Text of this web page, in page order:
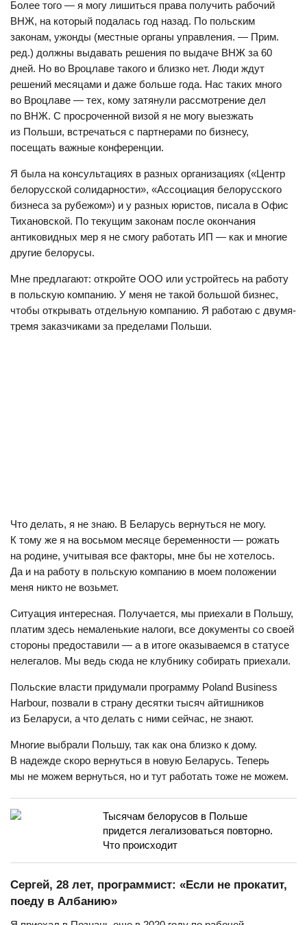
Более того — я могу лишиться права получить рабочий
ВНЖ, на который подалась год назад. По польским
законам, ужонды (местные органы управления. — Прим.
ред.) должны выдавать решения по выдаче ВНЖ за 60
дней. Но во Вроцлаве такого и близко нет. Люди ждут
решений месяцами и даже больше года. Нас таких много
во Вроцлаве — тех, кому затянули рассмотрение дел
по ВНЖ. С просроченной визой я не могу выезжать
из Польши, встречаться с партнерами по бизнесу,
посещать важные конференции.
Я была на консультациях в разных организациях («Центр
белорусской солидарности», «Ассоциация белорусского
бизнеса за рубежом») и у разных юристов, писала в Офис
Тихановской. По текущим законам после окончания
антиковидных мер я не смогу работать ИП — как и многие
другие белорусы.
Мне предлагают: откройте ООО или устройтесь на работу
в польскую компанию. У меня не такой большой бизнес,
чтобы открывать отдельную компанию. Я работаю с двумя-
тремя заказчиками за пределами Польши.
Что делать, я не знаю. В Беларусь вернуться не могу.
К тому же я на восьмом месяце беременности — рожать
на родине, учитывая все факторы, мне бы не хотелось.
Да и на работу в польскую компанию в моем положении
меня никто не возьмет.
Ситуация интересная. Получается, мы приехали в Польшу,
платим здесь немаленькие налоги, все документы со своей
стороны предоставили — а в итоге оказываемся в статусе
нелегалов. Мы ведь сюда не клубнику собирать приехали.
Польские власти придумали программу Poland Business
Harbour, позвали в страну десятки тысяч айтишников
из Беларуси, а что делать с ними сейчас, не знают.
Многие выбрали Польшу, так как она близко к дому.
В надежде скоро вернуться в новую Беларусь. Теперь
мы не можем вернуться, но и тут работать тоже не можем.
Тысячам белорусов в Польше
придется легализоваться повторно.
Что происходит
Сергей, 28 лет, программист: «Если не прокатит,
поеду в Албанию»